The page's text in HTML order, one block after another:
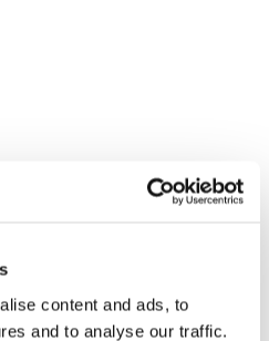
content and ads, to
and to analyse our traffic.